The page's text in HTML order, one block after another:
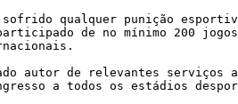
qualquer punição
de no mínimo 200
autor de relevantes
a todos os estádios